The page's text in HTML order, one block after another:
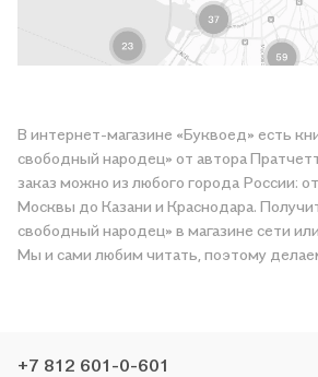
В интернет-магазине «Буквоед» есть
свободный народец» от автора
заказ можно из любого города России:
Москвы до Казани и Краснодара.
свободный народец» в магазине сети
Мы и сами любим читать, поэтому
+7 812 601-0-601